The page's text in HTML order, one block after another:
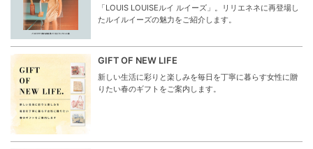
「LOUIS LOUISEルイ ルイーズ」。リリエネネに再登場し
たルイルイーズの魅力をご紹介します。
GIFT OF NEW LIFE
新しい生活に彩りと楽しみを毎日を丁寧に暮らす女性に贈
りたい春のギフトをご案内します。